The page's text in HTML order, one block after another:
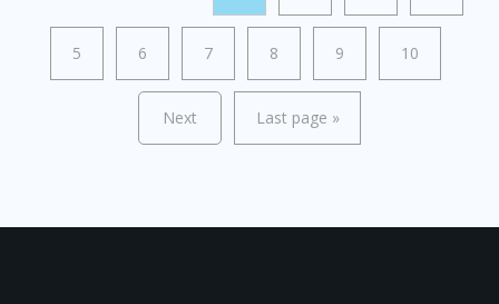
5 6 7 8 9 10
Next Last page »